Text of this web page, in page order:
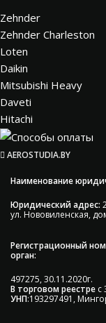
Zehnder
Zehnder Charleston
Loten
Daikin
Mitsubishi Heavy
Daveti
Hitachi
AEROSTUDIA.BY
Наименование
Юридический адрес:
ул. Нововиленская,
Регистрационный
орган:
497275, 30.11.2020г.
В торговом реестре с
УНП:193297491,